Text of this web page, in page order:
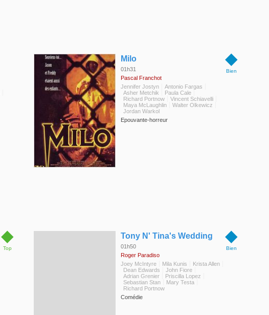
◆
Bien
Milo
01h31
Pascal Franchot
Jennifer Jostyn
Antonio Fargas
Asher Metchik
Paula Cale
Richard Portnow
Vincent Schiavelli
Maya McLaughlin
Walter Olkewicz
Jordan Warkol
Epouvante-horreur
◆
Top
◆
Bien
Tony N' Tina's Wedding
01h50
Roger Paradiso
Joey McIntyre
Mila Kunis
Krista Allen
Dean Edwards
John Fiore
Adrian Grenier
Priscilla Lopez
Sebastian Stan
Mary Testa
Richard Portnow
Comédie